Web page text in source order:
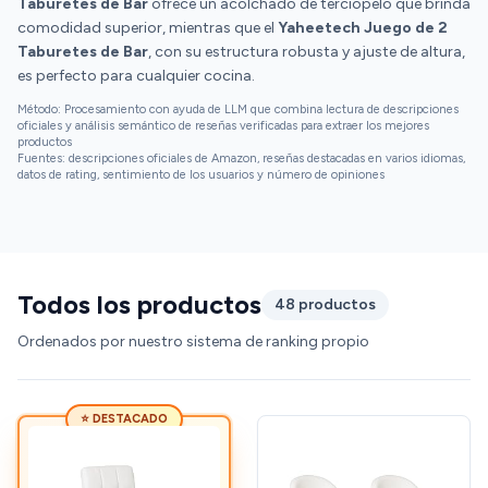
comodidad superior, mientras que el Yaheetech Juego de 2
Taburetes de Bar, con su estructura robusta y ajuste de altura,
es perfecto para cualquier cocina.
Método: Procesamiento con ayuda de LLM que combina lectura de descripciones
oficiales y análisis semántico de reseñas verificadas para extraer los mejores
productos
Fuentes: descripciones oficiales de Amazon, reseñas destacadas en varios idiomas,
datos de rating, sentimiento de los usuarios y número de opiniones
Todos los productos
48 productos
Ordenados por nuestro sistema de ranking propio
⭐ DESTACADO